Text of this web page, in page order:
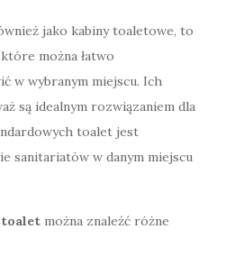
jako kabiny toaletowe, to
można łatwo
w wybranym miejscu. Ich
są idealnym rozwiązaniem dla
toalet jest
sanitariatów w danym miejscu
toalet można znaleźć różne